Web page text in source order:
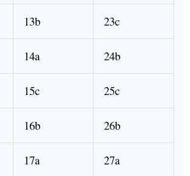
13b 23c
14a 24b
15c 25c
16b 26b
17a 27a